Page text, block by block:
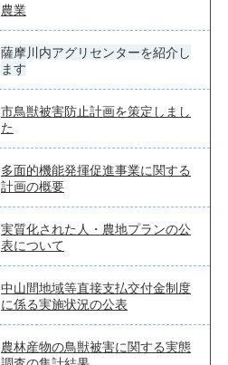
農業
薩摩川内アグリセンターを紹介し
ます
市鳥獣被害防止計画を策定しまし
た
多面的機能発揮促進事業に関する
計画の概要
実質化された人・農地プランの公
表について
中山間地域等直接支払交付金制度
に係る実施状況の公表
農林産物の鳥獣被害に関する実態